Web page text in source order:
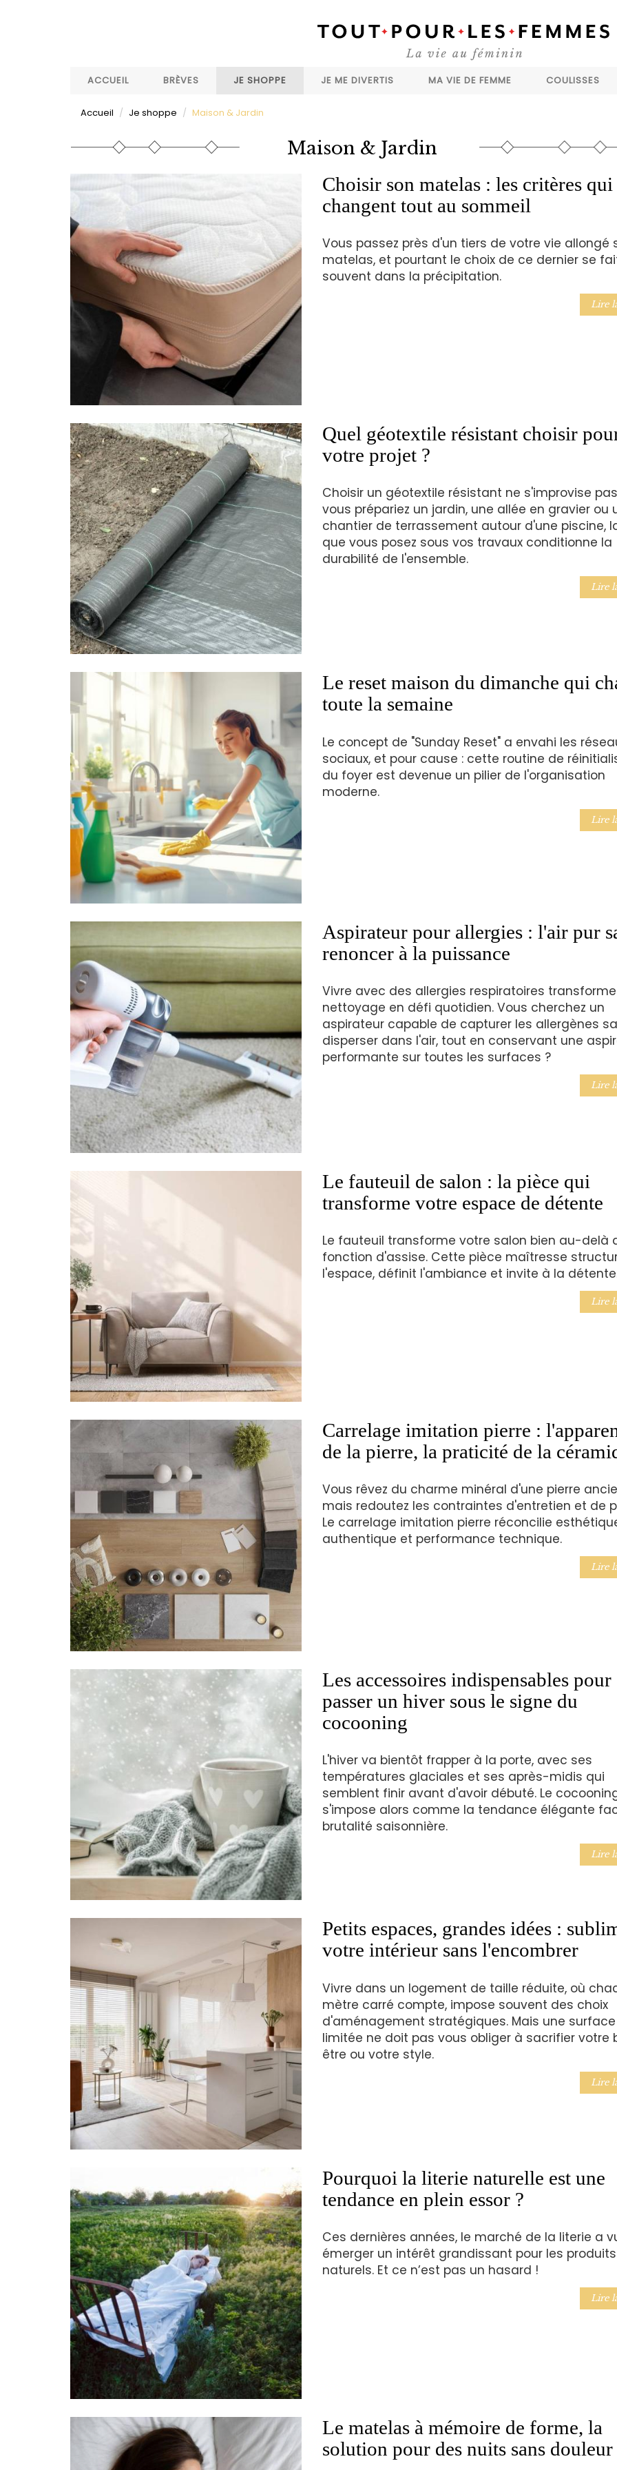
ACCUEIL
BRÈVES JE SHOPPE JE ME DIVERTIS MA VIE DE FEMME COULISSES
Accueil Je shoppe Maison & Jardin
Maison & Jardin
Choisir son matelas : les critères qui
changent tout au sommeil
Vous passez près d'un tiers de votre vie allongé
matelas, et pourtant le choix de ce dernier se
souvent dans la précipitation.
Lire
Quel géotextile résistant choisir
votre projet ?
Choisir un géotextile résistant ne s'improvise
vous prépariez un jardin, une allée en gravier ou
chantier de terrassement autour d'une piscine,
que vous posez sous vos travaux conditionne la
durabilité de l'ensemble.
Lire
Le reset maison du dimanche qui
toute la semaine
Le concept de "Sunday Reset" a envahi les
sociaux, et pour cause : cette routine de
du foyer est devenue un pilier de l'organisation
moderne.
Lire
Aspirateur pour allergies : l'air pur
renoncer à la puissance
Vivre avec des allergies respiratoires
nettoyage en défi quotidien. Vous cherchez un
aspirateur capable de capturer les allergènes
disperser dans l'air, tout en conservant une
performante sur toutes les surfaces ?
Lire
Le fauteuil de salon : la pièce qui
transforme votre espace de détente
Le fauteuil transforme votre salon bien au-delà
fonction d'assise. Cette pièce maîtresse
l'espace, définit l'ambiance et invite à la
Lire
Carrelage imitation pierre :
de la pierre, la praticité de la
Vous rêvez du charme minéral d'une pierre
mais redoutez les contraintes d'entretien et de
Le carrelage imitation pierre réconcilie
authentique et performance technique.
Lire
Les accessoires indispensables pour
passer un hiver sous le signe du
cocooning
L'hiver va bientôt frapper à la porte, avec ses
températures glaciales et ses après-midis qui
semblent finir avant d'avoir débuté. Le
s'impose alors comme la tendance élégante
brutalité saisonnière.
Lire
Petits espaces, grandes idées :
votre intérieur sans l'encombrer
Vivre dans un logement de taille réduite, où
mètre carré compte, impose souvent des choix
d'aménagement stratégiques. Mais une surface
limitée ne doit pas vous obliger à sacrifier votre
être ou votre style.
Lire
Pourquoi la literie naturelle est une
tendance en plein essor ?
Ces dernières années, le marché de la literie a
émerger un intérêt grandissant pour les produits
naturels. Et ce n’est pas un hasard !
Lire
Le matelas à mémoire de forme, la
solution pour des nuits sans douleur